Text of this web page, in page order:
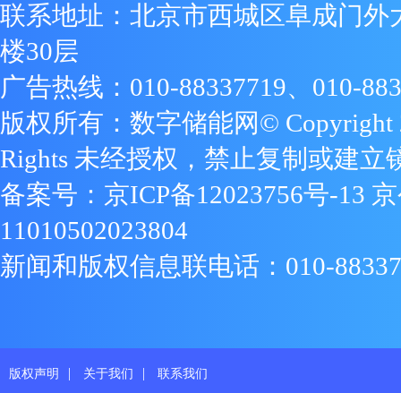
联系地址：北京市西城区阜成门外
楼30层
广告热线：010-88337719、010-
版权所有：数字储能网© Copyright
Rights 未经授权，禁止复制或建立
备案号： 京ICP备12023756号-13
11010502023804
新闻和版权信息联电话：010-
版权声明 | 关于我们 | 联系我们